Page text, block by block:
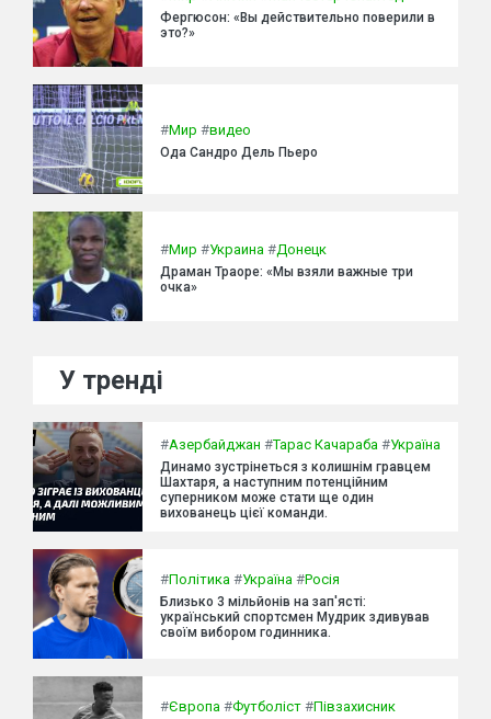
Фергюсон: «Вы действительно поверили в
это?»
#Мир #видео
Ода Сандро Дель Пьеро
#Мир #Украина #Донецк
Драман Траоре: «Мы взяли важные три
очка»
У тренді
#Азербайджан #Тарас Качараба #Україна
Динамо зустрінеться з колишнім гравцем
Шахтаря, а наступним потенційним
суперником може стати ще один
вихованець цієї команди.
#Політика #Україна #Росія
Близько 3 мільйонів на зап'ясті:
український спортсмен Мудрик здивував
своїм вибором годинника.
#Європа #Футболіст #Півзахисник